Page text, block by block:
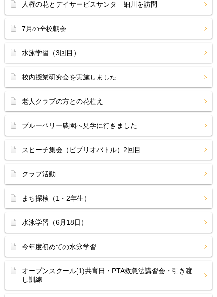
人権の花とデイサービスサンタ―細川を訪問
7月の全校朝会
水泳学習（3回目）
校内授業研究会を実施しました
老人クラブの方との花植え
ブルーベリー農園へ見学に行きました
スピーチ集会（ビブリオバトル）2回目
クラブ活動
まち探検（1・2年生）
水泳学習（6月18日）
今年度初めての水泳学習
オープンスクール(1)共育日・PTA救急法講習会・引き渡
し訓練